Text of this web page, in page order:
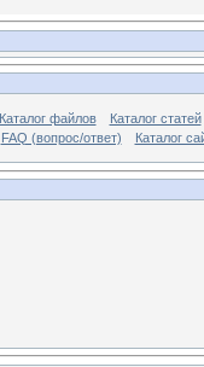
Каталог файлов
Каталог статей
FAQ (вопрос/ответ)
Каталог